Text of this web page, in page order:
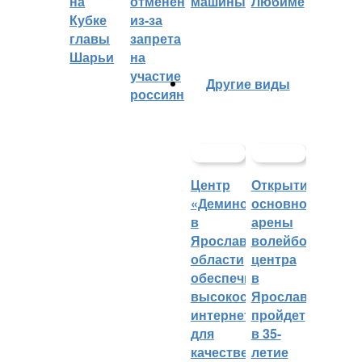
Кубке
главы
Шарьи
из-за
запрета
на
участие
россиян
Другие виды
Центр
«Демино»
в
Ярославской
области
обеспечивают
высокоскоростным
интернетом
для
качественных
Открытие
основной
арены
волейбольного
центра
в
Ярославле
пройдет
в 35-
летие